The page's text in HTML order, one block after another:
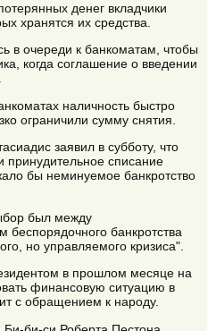
денег вкладчики
хранятся их средства.
в очереди к банкоматам, чтобы
когда соглашение о введении
наличность быстро
ограничили сумму снятия.
заявил в субботу, что
принудительное списание
бы неминуемое банкротство
был между
беспорядочного банкротства
но управляемого кризиса".
в прошлом месяце на
финансовую ситуацию в
с обращением к народу.